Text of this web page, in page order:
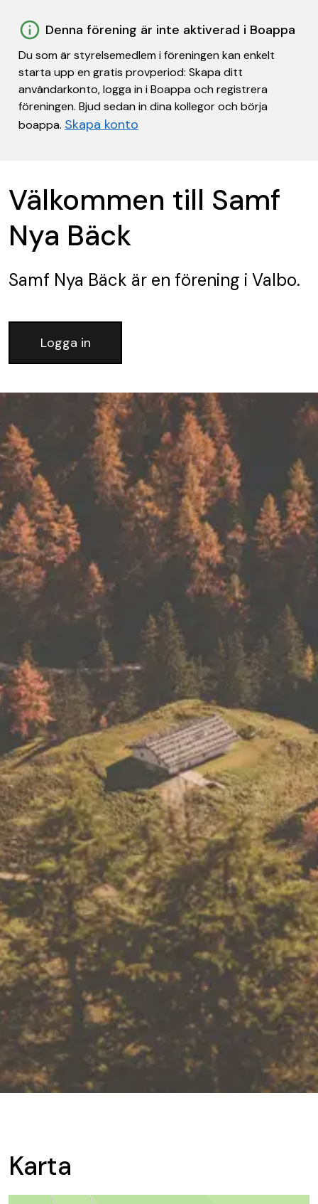
Denna förening är inte aktiverad i Boappa
Du som är styrelsemedlem i föreningen kan enkelt
starta upp en gratis provperiod: Skapa ditt
användarkonto, logga in i Boappa och registrera
föreningen. Bjud sedan in dina kollegor och börja
boappa. Skapa konto
Välkommen till Samf
Nya Bäck
Samf Nya Bäck är en förening i Valbo.
Logga in
Karta